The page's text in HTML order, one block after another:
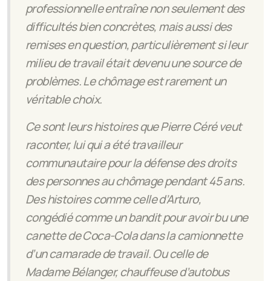
professionnelle entraîne non seulement des
difficultés bien concrètes, mais aussi des
remises en question, particuliè­rement si leur
milieu de travail était devenu une source de
problèmes. Le chômage est rarement un
véritable choix.
Ce sont leurs histoires que Pierre Céré veut
raconter, lui qui a été travailleur
communautaire pour la défense des droits
des personnes au chômage pendant45ans.
Des histoires comme celle d’Arturo,
congédié comme un bandit pour avoir bu une
canette de Coca-Cola dans la camionnette
d’un camarade de travail. Ou celle de
Madame Bélanger, chauffeuse d’autobus